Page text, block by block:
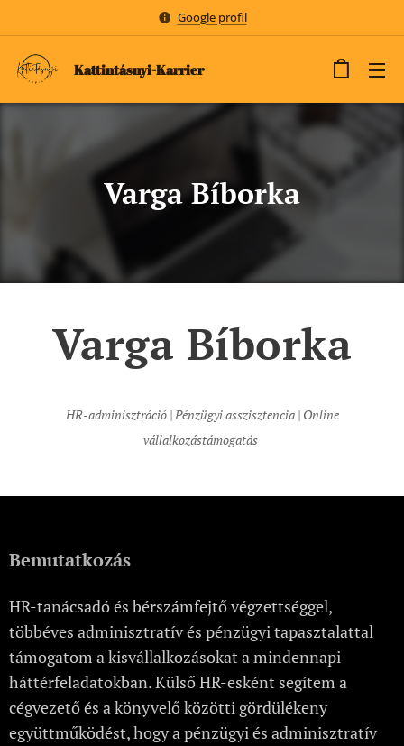
Google profil
Kattintásnyi-Karrier
Varga Bíborka
Varga Bíborka
HR-adminisztráció | Pénzügyi asszisztencia | Online
vállalkozástámogatás
Bemutatkozás
HR-tanácsadó és bérszámfejtő végzettséggel,
többéves adminisztratív és pénzügyi tapasztalattal
támogatom a kisvállalkozásokat a mindennapi
háttérfeladatokban. Külső HR-esként segítem a
cégvezető és a könyvelő közötti gördülékeny
együttműködést, hogy a pénzügyi és adminisztratív